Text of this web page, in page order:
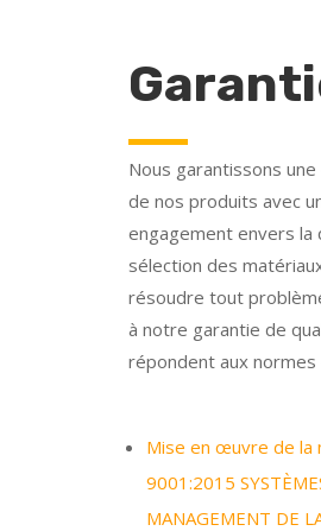
Nous garantissons
de nos produits avec
engagement envers la
sélection des
résoudre tout
à notre garantie de
répondent aux normes
Mise en œuvre de la
9001:2015
MANAGEMENT DE